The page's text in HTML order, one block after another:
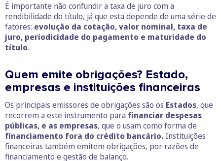
É importante não confundir a taxa de juro com a
rendibilidade do título, já que esta depende de uma série de
fatores: evolução da cotação, valor nominal, taxa de
juro, periodicidade do pagamento e maturidade do
título.
Quem emite obrigações? Estado,
empresas e instituições financeiras
Os principais emissores de obrigações são os Estados, que
recorrem a este instrumento para financiar despesas
públicas, e as empresas, que o usam como forma de
financiamento fora do crédito bancário. Instituições
financeiras também emitem obrigações, por razões de
financiamento e gestão de balanço.